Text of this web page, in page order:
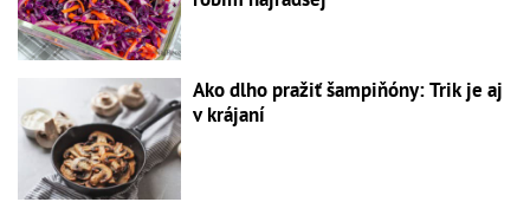
Ako dlho pražiť šampiňóny: Trik je aj
v krájaní